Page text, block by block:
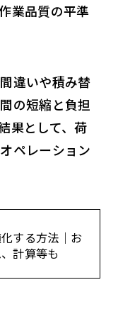
業品質の平準
違いや積み替
の短縮と負担
果として、荷
ペレーション
する方法｜お
計算等も